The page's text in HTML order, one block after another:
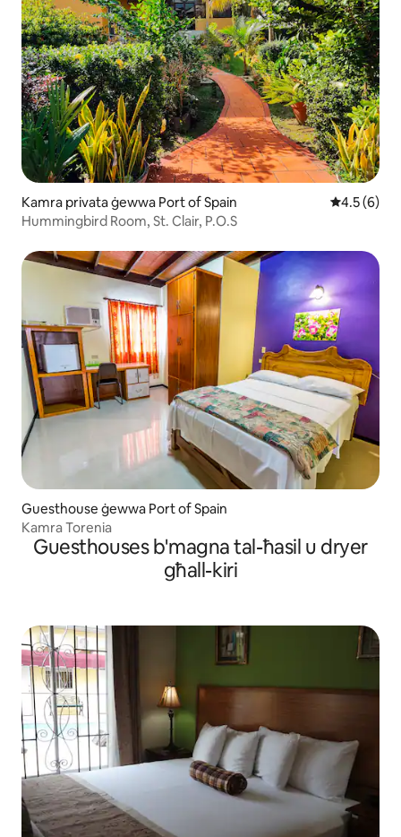
Kamra privata ġewwa Port of Spain Rating
4.5 (6)
Hummingbird Room, St. Clair, P.O.S
Guesthouse ġewwa Port of Spain
Kamra Torenia
Guesthouses b'magna tal-ħasil u dryer
għall-kiri